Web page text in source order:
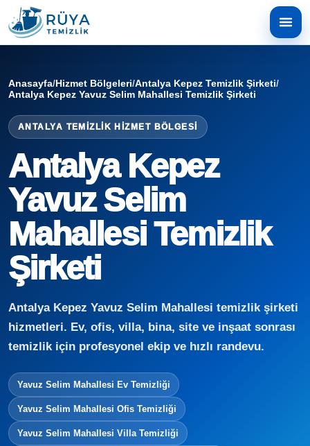
Anasayfa/Hizmet Bölgeleri/Antalya Kepez Temizlik Şirketi/
Antalya Kepez Yavuz Selim Mahallesi Temizlik Şirketi
ANTALYA TEMIZLIK HIZMET BÖLGESI
Antalya Kepez
Yavuz Selim
Mahallesi Temizlik
Şirketi
Antalya Kepez Yavuz Selim Mahallesi temizlik şirketi
hizmetleri. Ev, ofis, villa, bina, site ve inşaat sonrası
temizlik için profesyonel ekip ve hızlı randevu.
Yavuz Selim Mahallesi Ev Temizliği
Yavuz Selim Mahallesi Ofis Temizliği
Yavuz Selim Mahallesi Villa Temizliği